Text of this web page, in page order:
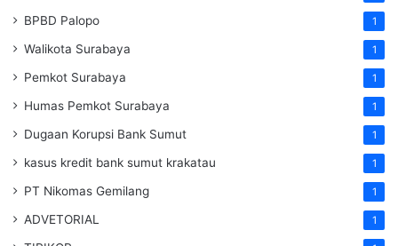
BPBD Palopo 1
Walikota Surabaya 1
Pemkot Surabaya 1
Humas Pemkot Surabaya 1
Dugaan Korupsi Bank Sumut 1
kasus kredit bank sumut krakatau 1
PT Nikomas Gemilang 1
ADVETORIAL 1